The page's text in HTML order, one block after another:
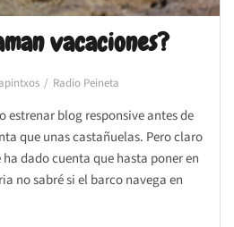
vacaciones?
Radio Peineta
estrenar blog responsive antes de
que unas castañuelas. Pero claro
dado cuenta que hasta poner en
no sabré si el barco navega en